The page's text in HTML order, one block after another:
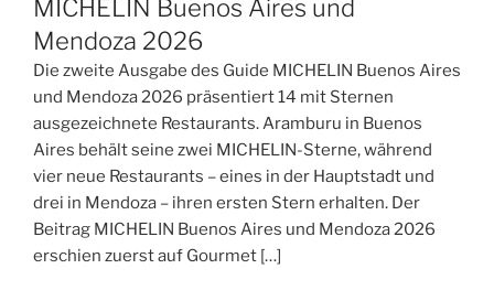
MICHELIN Buenos Aires und
Mendoza 2026
Die zweite Ausgabe des Guide MICHELIN Buenos Aires
und Mendoza 2026 präsentiert 14 mit Sternen
ausgezeichnete Restaurants. Aramburu in Buenos
Aires behält seine zwei MICHELIN-Sterne, während
vier neue Restaurants – eines in der Hauptstadt und
drei in Mendoza – ihren ersten Stern erhalten. Der
Beitrag MICHELIN Buenos Aires und Mendoza 2026
erschien zuerst auf Gourmet […]